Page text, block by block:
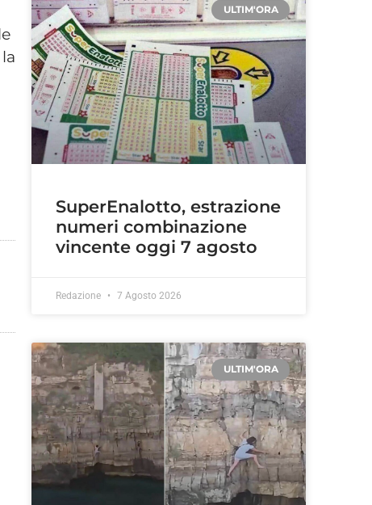
ULTIM'ORA
SuperEnalotto, estrazione
numeri combinazione
vincente oggi 7 agosto
Redazione 7 Agosto 2026
ULTIM'ORA